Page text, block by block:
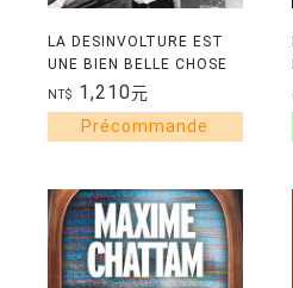
LA DESINVOLTURE EST
UNE BIEN BELLE CHOSE
NT$ 1,210元